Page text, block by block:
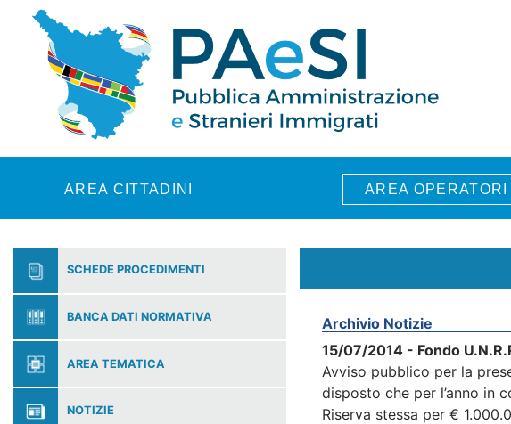
Skip to main content
AREA CITTADINI AREA OPERATORI
SCHEDE PROCEDIMENTI
BANCA DATI NORMATIVA
AREA TEMATICA
NOTIZIE
Archivio Notizie
15/07/2014 - Fondo
Avviso pubblico per la
disposto che per l’anno in
Riserva stessa per €